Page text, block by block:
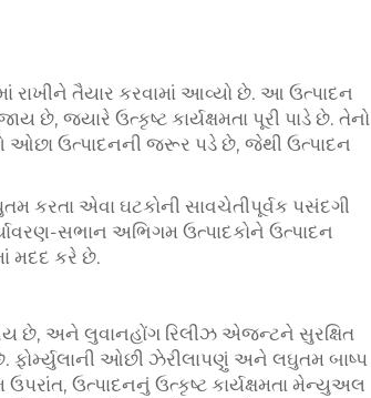
રાખીને તૈયાર કરવામાં આવ્યો છે. આ ઉત્પાદન
છે, જ્યારે ઉત્કૃષ્ટ કાર્યક્ષમતા પૂરી પાડે છે. તેનો
ઓછા ઉત્પાદનની જરૂર પડે છે, જેથી ઉત્પાદન
કરતા એવા ઘટકોની સાવચેતીપૂર્વક પસંદગી
સભાન અભિગમ ઉત્પાદકોને ઉત્પાદન
મદદ કરે છે.
છે, અને લુવાનહોંગ રિલીઝ એજન્ટને સુરક્ષિત
ફોર્મ્યુલાની ઓછી ઝેરીલાપણું અને લઘુતમ બાષ્પ
ઉત્પાદનનું ઉત્કૃષ્ટ કાર્યક્ષમતા મેન્યુઅલ